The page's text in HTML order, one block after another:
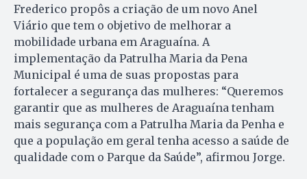
Frederico propôs a criação de um novo Anel
Viário que tem o objetivo de melhorar a
mobilidade urbana em Araguaína. A
implementação da Patrulha Maria da Pena
Municipal é uma de suas propostas para
fortalecer a segurança das mulheres: “Queremos
garantir que as mulheres de Araguaína tenham
mais segurança com a Patrulha Maria da Penha e
que a população em geral tenha acesso a saúde de
qualidade com o Parque da Saúde”, afirmou Jorge.